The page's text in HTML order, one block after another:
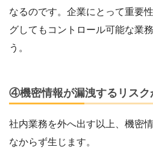
なるのです。企業にとって重要
グしてもコントロール可能な業
う。
④機密情報が漏洩するリスク
社内業務を外へ出す以上、機密
なからず生じます。